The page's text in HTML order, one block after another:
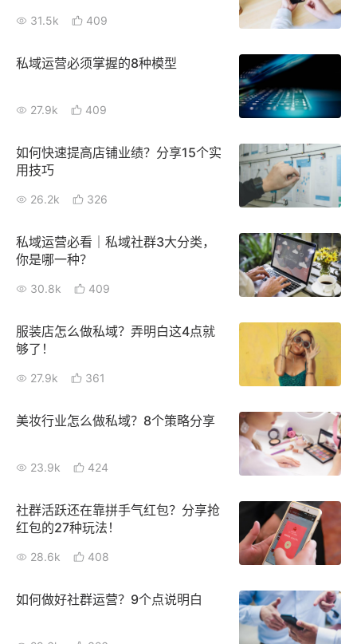
31.5k 409
私域运营必须掌握的8种模型
27.9k 409
如何快速提高店铺业绩？分享15个实
用技巧
26.2k 326
私域运营必看｜私域社群3大分类，
你是哪一种？
30.8k 409
服装店怎么做私域？弄明白这4点就
够了！
27.9k 361
美妆行业怎么做私域？8个策略分享
23.9k 424
社群活跃还在靠拼手气红包？分享抢
红包的27种玩法！
28.6k 408
如何做好社群运营？9个点说明白